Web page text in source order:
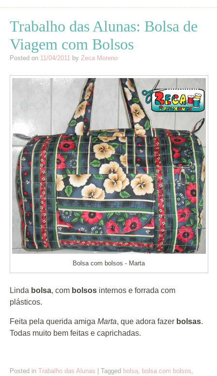
Trabalho das Alunas: Bolsa de
Viagem com Bolsos
Posted on 11/04/2011 by Zeca Moreno
Bolsa com bolsos - Marta
Linda bolsa, com bolsos internos e forrada com
plásticos.
Feita pela querida amiga Marta, que adora fazer bolsas.
Todas muito bem feitas e caprichadas.
Posted in Trabalho das Alunas Tagged bolsa, bolsa com bolsos,